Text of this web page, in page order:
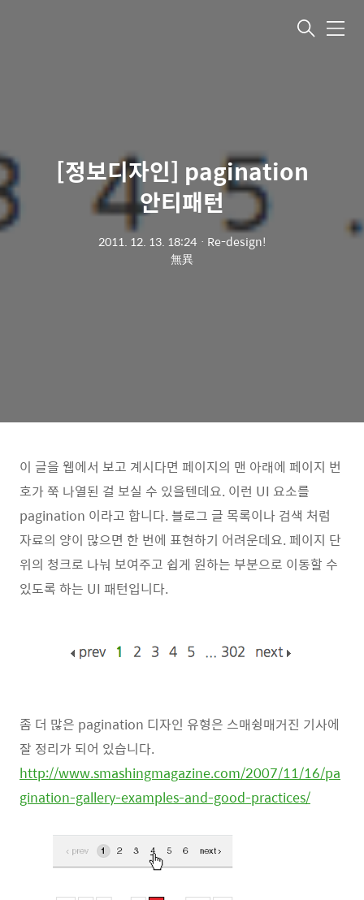
메뉴
[정보디자인] pagination
안티패턴
2011. 12. 13. 18:24ㆍ Re-design!
無異
이 글을 웹에서 보고 계시다면 페이지의 맨 아래에 페이지 번
호가 쭉 나열된 걸 보실 수 있을텐데요. 이런 UI 요소를
pagination 이라고 합니다. 블로그 글 목록이나 검색 처럼
자료의 양이 많으면 한 번에 표현하기 어려운데요. 페이지 단
위의 청크로 나눠 보여주고 쉽게 원하는 부분으로 이동할 수
있도록 하는 UI 패턴입니다.
좀 더 많은 pagination 디자인 유형은 스매슁매거진 기사에
잘 정리가 되어 있습니다.
http://www.smashingmagazine.com/2007/11/16/pa
gination-gallery-examples-and-good-practices/